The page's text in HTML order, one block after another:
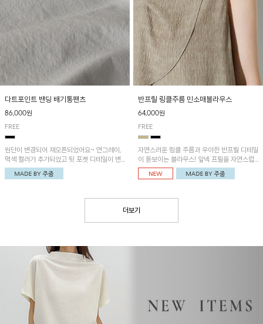
다트포인트 밴딩 배기통팬츠
86,000원
FREE
원단이 변경되어 재오픈되었어요~ 연그레이,
먹색 컬러가 추가되었고 뒷 포켓 디테일이 변
경되었습니다~가볍고 시원하게 착용되는 배
기통팬츠! 허리밴딩과 여유로운 통으로 편안해
반프릴 링클주름 민소매블라우스
64,000원
FREE
자연스러운 링클 주름과 우아한 반프릴 디테일
이 돋보이는 블라우스! 앞넥 프릴을 자연스럽
게 내려 여성스러운 무드로 연출하거나, 어깨
옆 단추에 걸어 세련된 카울넥 스타일로 연출
더보기